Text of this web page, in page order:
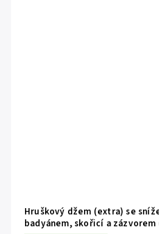
Hruškový džem (extra) se
badyánem, skořicí a zázvorem